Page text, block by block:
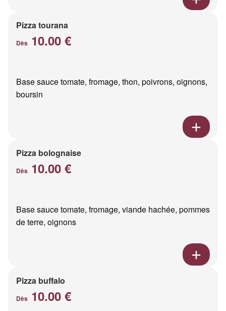
Pizza tourana
Dès 10.00 €
Base sauce tomate, fromage, thon, poivrons, oignons,
boursin
Pizza bolognaise
Dès 10.00 €
Base sauce tomate, fromage, viande hachée, pommes
de terre, oignons
Pizza buffalo
Dès 10.00 €